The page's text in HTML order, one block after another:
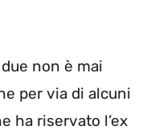
non è mai
per via di alcuni
ha riservato l’ex